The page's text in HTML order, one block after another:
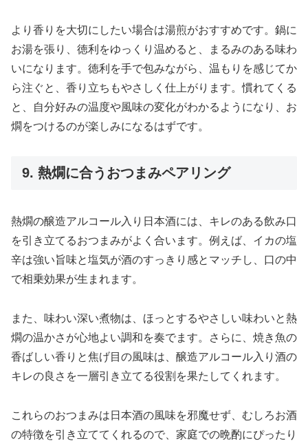
より香りを大切にしたい場合は湯煎がおすすめです。鍋に
お湯を張り、徳利をゆっくり温めると、まるみのある味わ
いになります。徳利を手で包みながら、温もりを感じてか
ら注ぐと、香り立ちもやさしく仕上がります。慣れてくる
と、自分好みの温度や風味の変化がわかるようになり、お
燗をつけるのが楽しみになるはずです。
9. 熱燗に合うおつまみペアリング
熱燗の醸造アルコール入り日本酒には、キレのある飲み口
を引き立てるおつまみがよく合います。例えば、イカの塩
辛は強い旨味と塩気が酒のすっきり感とマッチし、口の中
で相乗効果が生まれます。
また、味わい深い煮物は、ほっとするやさしい味わいと熱
燗の温かさが心地よい調和を奏でます。さらに、焼き魚の
香ばしい香りと焦げ目の風味は、醸造アルコール入り酒の
キレの良さを一層引き立てる役割を果たしてくれます。
これらのおつまみは日本酒の風味を邪魔せず、むしろお酒
の特徴を引き立ててくれるので、家庭での晩酌にぴったり